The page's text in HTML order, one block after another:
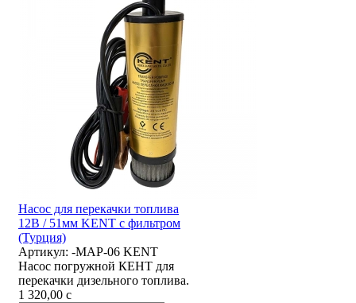
Насос для перекачки топлива
12В / 51мм KENT с фильтром
(Турция)
Артикул: -MAP-06 KENT
Насос погружной КЕНТ для
перекачки дизельного топлива.
1 320,00 c